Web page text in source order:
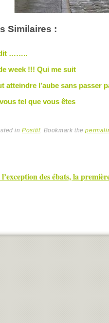
Similaires :
dit ……..
week !!! Qui me suit
atteindre l’aube sans passer
tel que vous êtes
inPositif. Bookmark the
des ébats, la